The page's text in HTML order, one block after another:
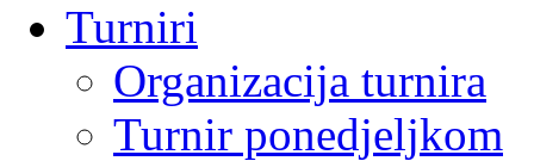
Turniri
Organizacija turnira
Turnir ponedjeljkom